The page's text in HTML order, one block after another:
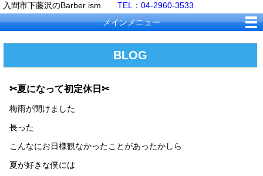
入間市下藤沢のBarber ism TEL：04-2960-3533
メインメニュー
BLOG
✂夏になって初定休日✂
梅雨が開けました
長った
こんなにお日様観なかったことがあったかしら
夏が好きな僕には